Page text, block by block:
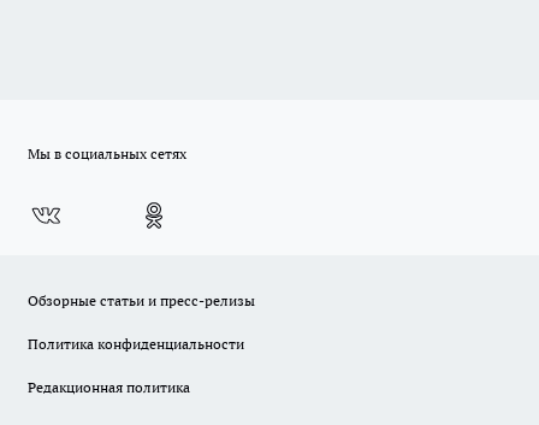
Мы в социальных сетях
Обзорные статьи и пресс-релизы
Политика конфиденциальности
Редакционная политика